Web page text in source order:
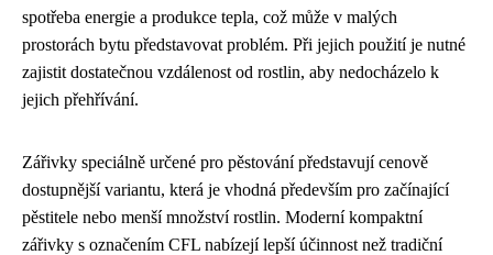
spotřeba energie a produkce tepla, což může v malých
prostorách bytu představovat problém. Při jejich použití je nutné
zajistit dostatečnou vzdálenost od rostlin, aby nedocházelo k
jejich přehřívání.
Zářivky speciálně určené pro pěstování představují cenově
dostupnější variantu, která je vhodná především pro začínající
pěstitele nebo menší množství rostlin. Moderní kompaktní
zářivky s označením CFL nabízejí lepší účinnost než tradiční